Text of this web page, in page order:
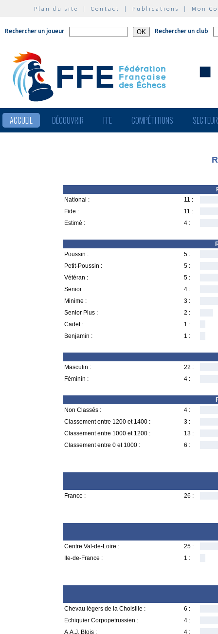
Plan du site | Contact | Publications | Mon
Rechercher un joueur Rechercher un club
ACCUEIL DÉCOUVRIR FFE COMPÉTITIONS
National :
11 :
Fide :
11 :
Estimé :
4 :
Poussin :
5 :
Petit-Poussin :
5 :
Vétéran :
5 :
Senior :
4 :
Minime :
3 :
Senior Plus :
2 :
Cadet :
1 :
Benjamin :
1 :
Masculin :
22 :
Féminin :
4 :
Non Classés :
4 :
Classement entre 1200 et 1400 :
3 :
Classement entre 1000 et 1200 :
13 :
Classement entre 0 et 1000 :
6 :
France : 26 :
Centre Val-de-Loire :
25 :
Ile-de-France :
1 :
Chevau légers de la Choisille :
6 :
Echiquier Corpopetrussien :
4 :
A.A.J. Blois :
4 :